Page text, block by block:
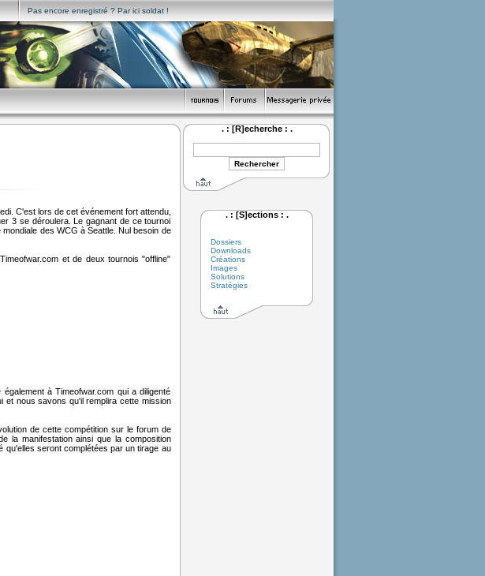
Pas encore enregistré ? Par ici soldat !
C'est lors de cet événement fort attendu,
3 se déroulera. Le gagnant de ce tournoi
des WCG à Seattle. Nul besoin de
et de deux tournois "offline"
à Timeofwar.com qui a diligenté
et nous savons qu'il remplira cette mission
de cette compétition sur le forum de
la manifestation ainsi que la composition
qu'elles seront complétées par un tirage au
. : [R]echerche : .
. : [S]ections : .
Dossiers
Downloads
Créations
Images
Solutions
Stratégies